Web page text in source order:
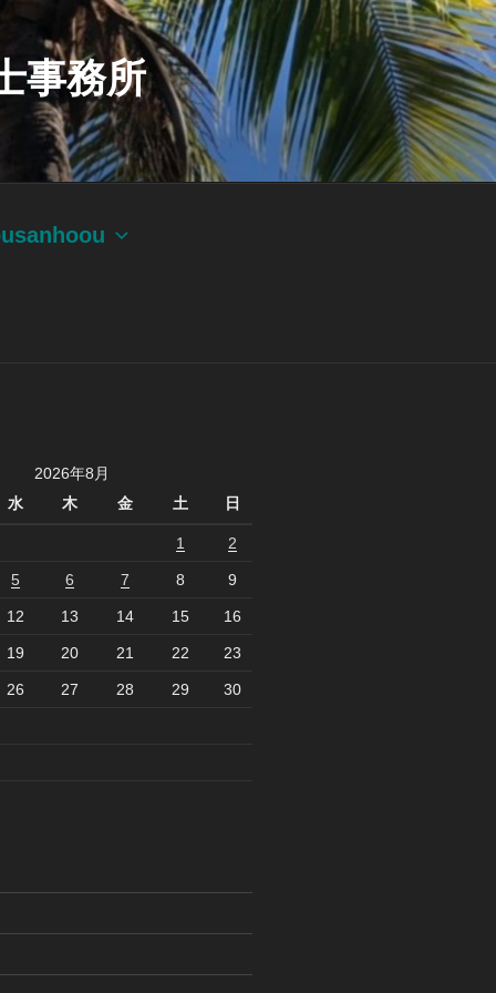
事務所
2026年8月
水
木 金 土 日
1 2
5 6 7 8 9
12 13 14 15 16
19 20 21 22 23
26 27 28 29 30